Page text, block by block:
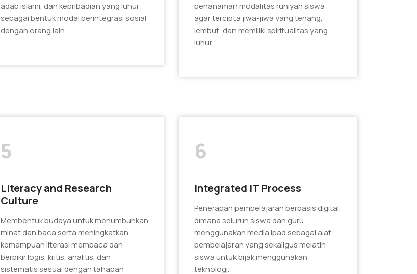
adab islami, dan kepribadian yang luhur
sebagai bentuk modal berintegrasi sosial
dengan orang lain
penanaman modalitas ruhiyah siswa
agar tercipta jiwa-jiwa yang tenang,
lembut, dan memiliki spiritualitas yang
luhur
5
Literacy and Research
Culture
Membentuk budaya untuk menumbuhkan
minat dan baca serta meningkatkan
kemampuan literasi membaca dan
berpikir logis, kritis, analitis, dan
sistematis sesuai dengan tahapan
6
Integrated IT Process
Penerapan pembelajaran berbasis digital,
dimana seluruh siswa dan guru
menggunakan media Ipad sebagai alat
pembelajaran yang sekaligus melatih
siswa untuk bijak menggunakan
teknologi.